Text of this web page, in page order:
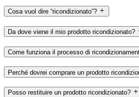
Cosa vuol dire “ricondizionato”?
Da dove viene il mio prodotto ricondizionato?
Come funziona il processo di
Perché dovrei comprare un prodotto
Posso restituire un prodotto ricondizionato?